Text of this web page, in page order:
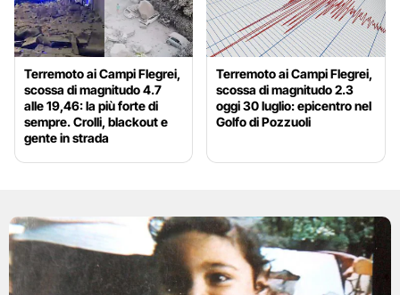
Terremoto ai Campi Flegrei,
scossa di magnitudo 4.7
alle 19,46: la più forte di
sempre. Crolli, blackout e
gente in strada
Terremoto ai Campi Flegrei,
scossa di magnitudo 2.3
oggi 30 luglio: epicentro nel
Golfo di Pozzuoli